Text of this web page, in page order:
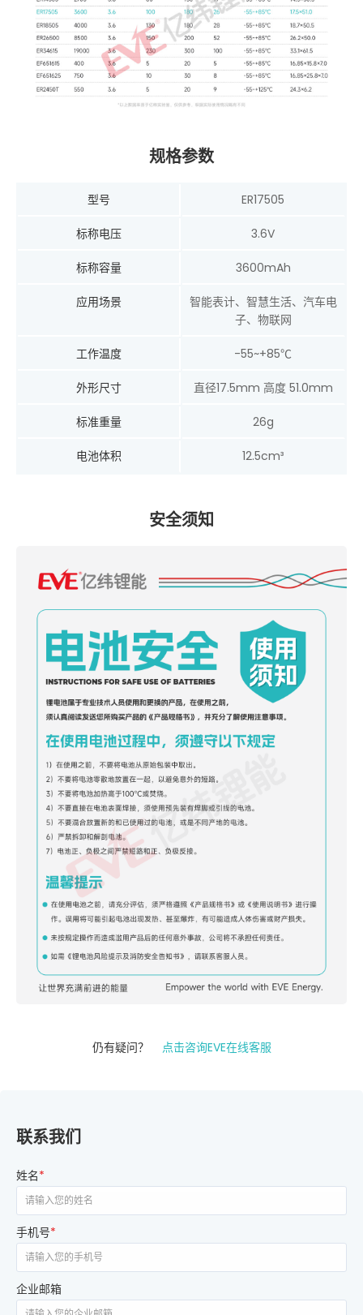
规格参数
型号 ER17505
标称电压 3.6V
标称容量 3600mAh
应用场景
智能表计、智慧生活、汽车电
子、物联网
工作温度 -55~+85℃
外形尺寸 直径17.5mm 高度 51.0mm
标准重量 26g
电池体积 12.5cm³
安全须知
仍有疑问？ 点击咨询EVE在线客服
联系我们
姓名*
手机号*
企业邮箱